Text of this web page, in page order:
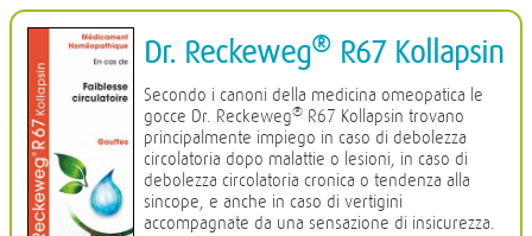
Dr. Reckeweg® R67 Kollapsin
Secondo i canoni della medicina omeopatica le
gocce Dr. Reckeweg® R67 Kollapsin trovano
principalmente impiego in caso di debolezza
circolatoria dopo malattie o lesioni, in caso di
debolezza circolatoria cronica o tendenza alla
sincope, e anche in caso di vertigini
accompagnate da una sensazione di insicurezza.